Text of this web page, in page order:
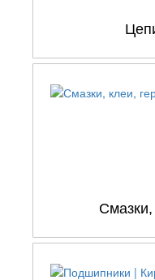
Смазки,